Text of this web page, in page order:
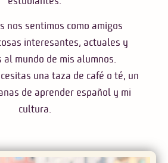
nos sentimos como amigos
interesantes, actuales y
al mundo de mis alumnos.
una taza de café o té, un
de aprender español y mi
cultura.